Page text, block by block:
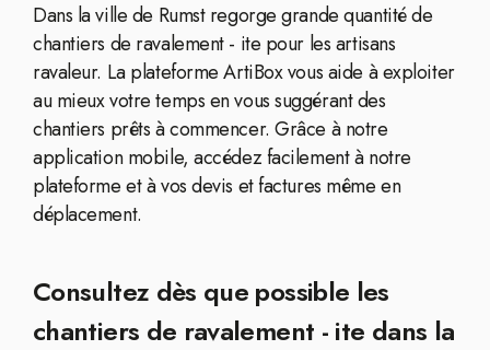
Dans la ville de Rumst regorge grande quantité de
chantiers de ravalement - ite pour les artisans
ravaleur. La plateforme ArtiBox vous aide à exploiter
au mieux votre temps en vous suggérant des
chantiers prêts à commencer. Grâce à notre
application mobile, accédez facilement à notre
plateforme et à vos devis et factures même en
déplacement.
Consultez dès que possible les
chantiers de ravalement - ite dans la